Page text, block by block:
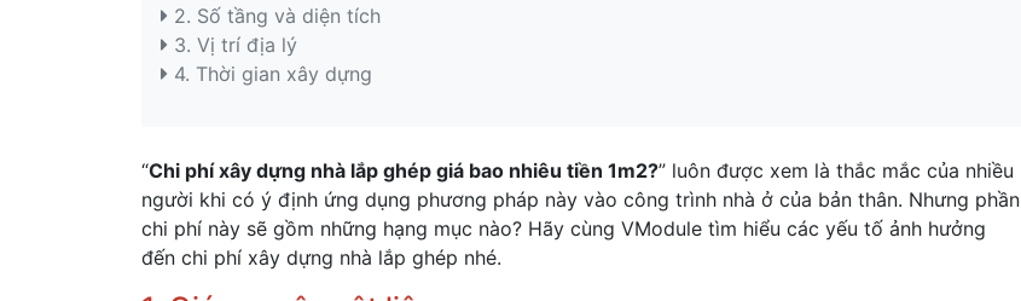
2. Số tầng và diện tích
3. Vị trí địa lý
4. Thời gian xây dựng
“Chi phí xây dựng nhà lắp ghép giá bao nhiêu tiền 1m2?” luôn được xem là thắc mắc của nhiều
người khi có ý định ứng dụng phương pháp này vào công trình nhà ở của bản thân. Nhưng phần
chi phí này sẽ gồm những hạng mục nào? Hãy cùng VModule tìm hiểu các yếu tố ảnh hưởng
đến chi phí xây dựng nhà lắp ghép nhé.